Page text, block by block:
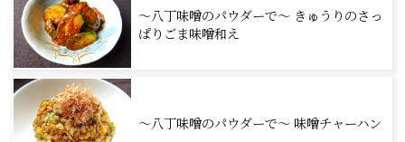
～八丁味噌のパウダーで～ きゅうりのさっ
ぱりごま味噌和え
～八丁味噌のパウダーで～ 味噌チャーハン